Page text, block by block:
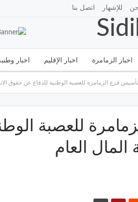
للإشهار اتصل بنا
اخبار الزمامرة اخبار الإقليم اخبار
صحة وبيئة
تأسيس فرع الزمامرة للعصبة الوطنية للدفاع عن حقوق
للعصبة
المال العام